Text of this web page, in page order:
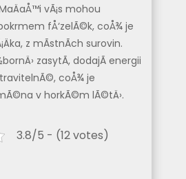
vÃ¡s mohou
fÅ‘zelÃ©k, coÅ¾ je
z mÃ­stnÃ­ch surovin.
zasytÃ­, dodajÃ­ energii
coÅ¾ je
v horkÃ©m lÃ©tÄ›.
3.8/5 - (12 votes)